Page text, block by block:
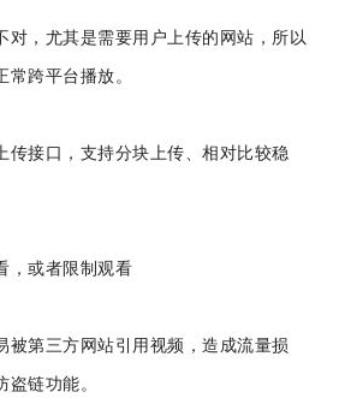
对，尤其是需要用户上传的网站，所以
跨平台播放。
传接口，支持分块上传、相对比较稳
，或者限制观看
被第三方网站引用视频，造成流量损
链功能。